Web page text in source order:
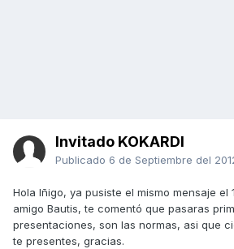
Invitado KOKARDI
Publicado 6 de Septiembre del
Hola Iñigo, ya pusiste el mismo mensaje el
amigo Bautis, te comentó que pasaras
presentaciones, son las normas, asi que
te presentes, gracias.